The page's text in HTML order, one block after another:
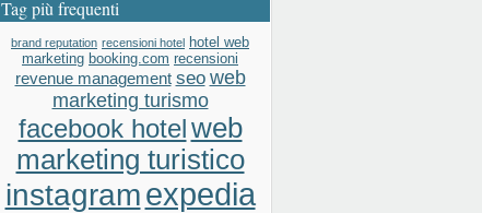
Tag più frequenti
brand reputation recensioni hotel hotel web
marketing booking.com recensioni
revenue management seo web
marketing turismo
facebook hotelweb
marketing turistico
instagramexpedia